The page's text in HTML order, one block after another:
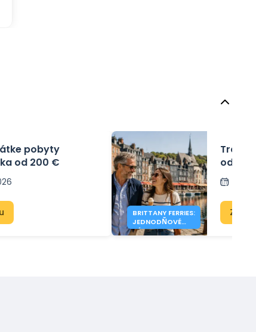
pobyty
od 200 €
BRITTANY FERRIES:
JEDNODŇOVÉ
VÝLETY DO
od 41